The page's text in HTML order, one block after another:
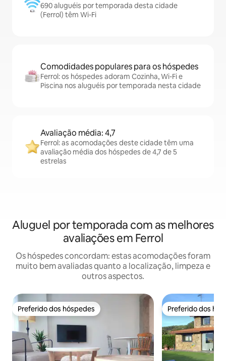
690 aluguéis por temporada desta cidade
(Ferrol) têm Wi-Fi
Comodidades populares para os hóspedes
Ferrol: os hóspedes adoram Cozinha, Wi-Fi e
Piscina nos aluguéis por temporada nesta cidade
Avaliação média: 4,7
Ferrol: as acomodações deste cidade têm uma
avaliação média dos hóspedes de 4,7 de 5
estrelas
Aluguel por temporada com as melhores
avaliações em Ferrol
Os hóspedes concordam: estas acomodações foram
muito bem avaliadas quanto a localização, limpeza e
outros aspectos.
Preferido dos hóspedes
Preferido dos hóspedes Preferido dos
Preferido dos